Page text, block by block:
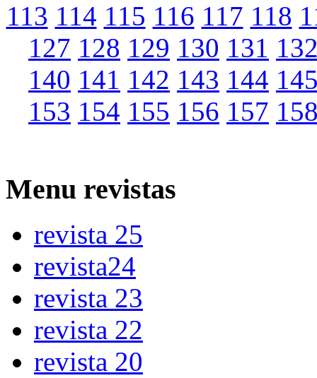
113 114 115 116 117 118
127 128 129 130 131
140 141 142 143 144
153 154 155 156 157
Menu revistas
revista 25
revista24
revista 23
revista 22
revista 20